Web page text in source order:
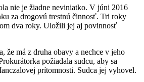
nie je žiadne neviniatko. V júni 2016
za drogovú trestnú činnosť. Tri roky
dva roky. Uložili jej aj povinnosť
že má z druha obavy a nechce v jeho
požiadala sudcu, aby sa
prítomnosti. Sudca jej vyhovel.